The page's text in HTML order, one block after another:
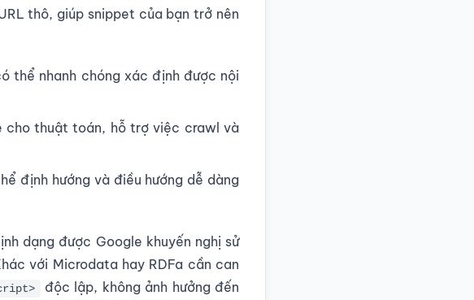
thô, giúp snippet của bạn trở nên
thể nhanh chóng xác định được nội
cho thuật toán, hỗ trợ việc crawl và
định hướng và điều hướng dễ dàng
dạng được Google khuyến nghị sử
với Microdata hay RDFa cần can
độc lập, không ảnh hưởng đến